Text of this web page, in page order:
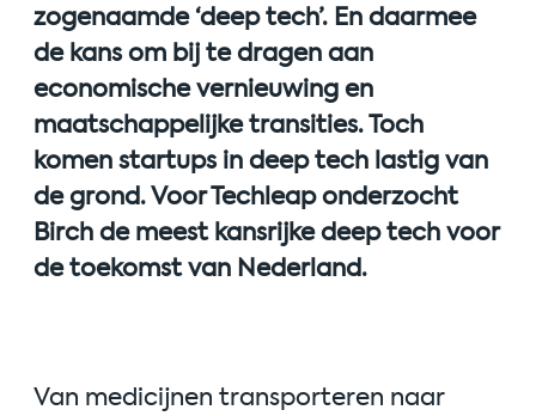
zogenaamde ‘deep tech’. En daarmee
de kans om bij te dragen aan
economische vernieuwing en
maatschappelijke transities. Toch
komen startups in deep tech lastig van
de grond. Voor Techleap onderzocht
Birch de meest kansrijke deep tech voor
de toekomst van Nederland.
Van medicijnen transporteren naar